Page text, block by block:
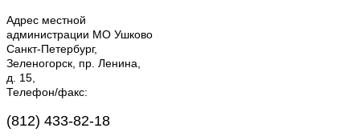
Адрес местной
администрации МО Ушково
Санкт-Петербург,
Зеленогорск, пр. Ленина,
д. 15,
Телефон/факс:
(812) 433-82-18